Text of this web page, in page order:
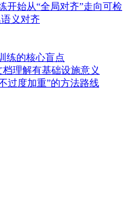
开始从“全局对齐”走向可检
义对齐
练的核心盲点
档理解有基础设施意义
过度加重”的方法路线